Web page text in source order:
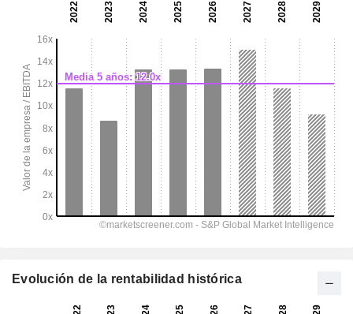
Evolución de la rentabilidad histórica